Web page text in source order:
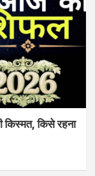
किसे रहना